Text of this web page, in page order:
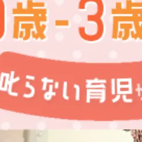
#プレゼント #教育 #0歳
プレゼント&
妊娠&出産